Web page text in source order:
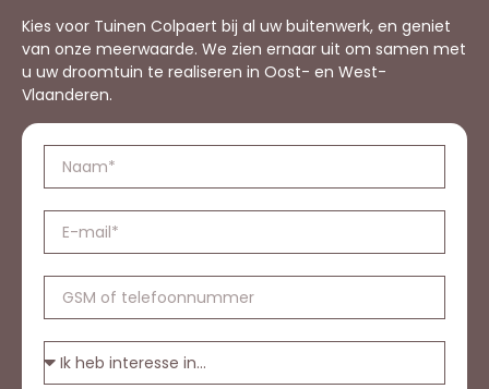
Kies voor Tuinen Colpaert bij al uw buitenwerk, en geniet
van onze meerwaarde. We zien ernaar uit om samen met
u uw droomtuin te realiseren in Oost- en West-
Vlaanderen.